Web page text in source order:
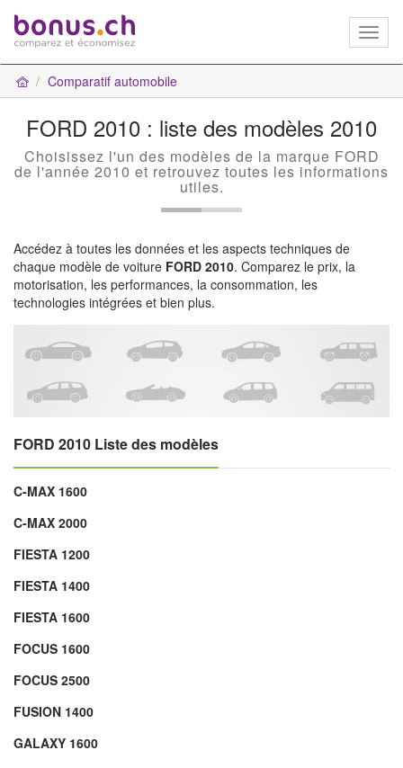
Comparatif automobile
FORD 2010 : liste des modèles 2010
Choisissez l'un des modèles de la marque FORD
de l'année 2010 et retrouvez toutes les informations
utiles.
Accédez à toutes les données et les aspects techniques de
chaque modèle de voiture FORD 2010. Comparez le prix, la
motorisation, les performances, la consommation, les
technologies intégrées et bien plus.
FORD 2010 Liste des modèles
C-MAX 1600
C-MAX 2000
FIESTA 1200
FIESTA 1400
FIESTA 1600
FOCUS 1600
FOCUS 2500
FUSION 1400
GALAXY 1600